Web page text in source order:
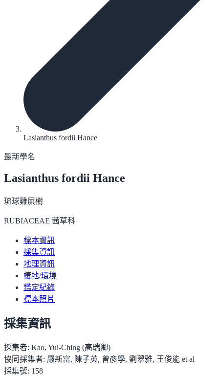
Lasianthus fordii Hance
最新學名
Lasianthus fordii Hance
琉球雞屎樹
RUBIACEAE 茜草科
標本資訊
採集資訊
地理資訊
棲地/環境
鑑定紀錄
標本照片
採集資訊
採集者: Kao, Yui-Ching (高瑞卿)
協同採集者: 嚴新富, 陳子英, 曾彥學, 劉翠雅, 王俊能 et al
採集號: 158